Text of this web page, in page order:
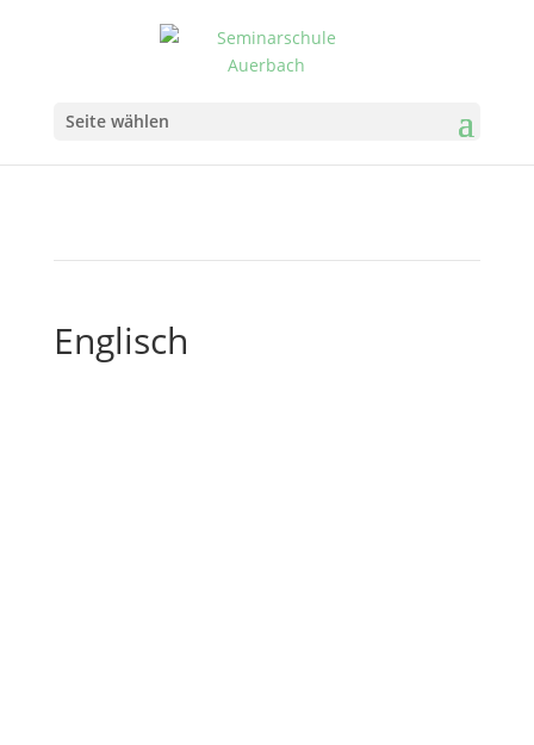
Seite wählen
Englisch